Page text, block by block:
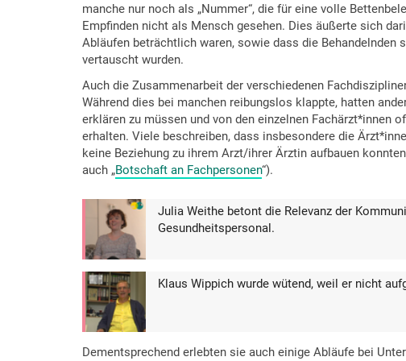
manche nur noch als „Nummer“, die für eine volle
Empfinden nicht als Mensch gesehen. Dies äußerte sich
Abläufen beträchtlich waren, sowie dass die
vertauscht wurden.
Auch die Zusammenarbeit der verschiedenen
Während dies bei manchen reibungslos klappte, hatten
erklären zu müssen und von den einzelnen Fachärzt*innen
erhalten. Viele beschreiben, dass insbesondere die
keine Beziehung zu ihrem Arzt/ihrer Ärztin aufbauen
auch „Botschaft an Fachpersonen“).
Julia Weithe betont die Relevanz der
Gesundheitspersonal.
Klaus Wippich wurde wütend, weil er nicht
Dementsprechend erlebten sie auch einige Abläufe bei